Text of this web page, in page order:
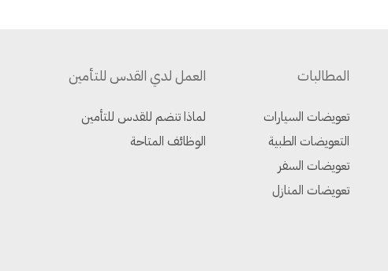
المطالبات
تعويضات السيارات
التعويضات الطبية
تعويضات السفر
تعويضات المنازل
العمل لدي القدس للتأمين
لماذا تنضم للقدس للتأمين
الوظائف المتاحة